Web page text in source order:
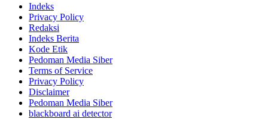
Indeks
Privacy Policy
Redaksi
Indeks Berita
Kode Etik
Pedoman Media Siber
Terms of Service
Privacy Policy
Disclaimer
Pedoman Media Siber
blackboard ai detector